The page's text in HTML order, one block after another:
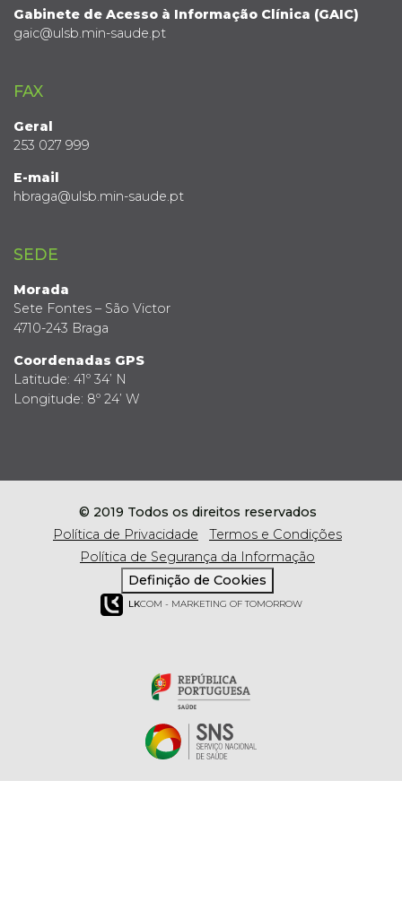
Gabinete de Acesso à Informação Clínica (GAIC)
gaic@ulsb.min-saude.pt
FAX
Geral
253 027 999
E-mail
hbraga@ulsb.min-saude.pt
SEDE
Morada
Sete Fontes – São Victor
4710-243 Braga
Coordenadas GPS
Latitude: 41º 34’ N
Longitude: 8º 24’ W
© 2019 Todos os direitos reservados
Política de Privacidade
Termos e Condições
Política de Segurança da Informação
Definição de Cookies
LKCOM - MARKETING OF TOMORROW